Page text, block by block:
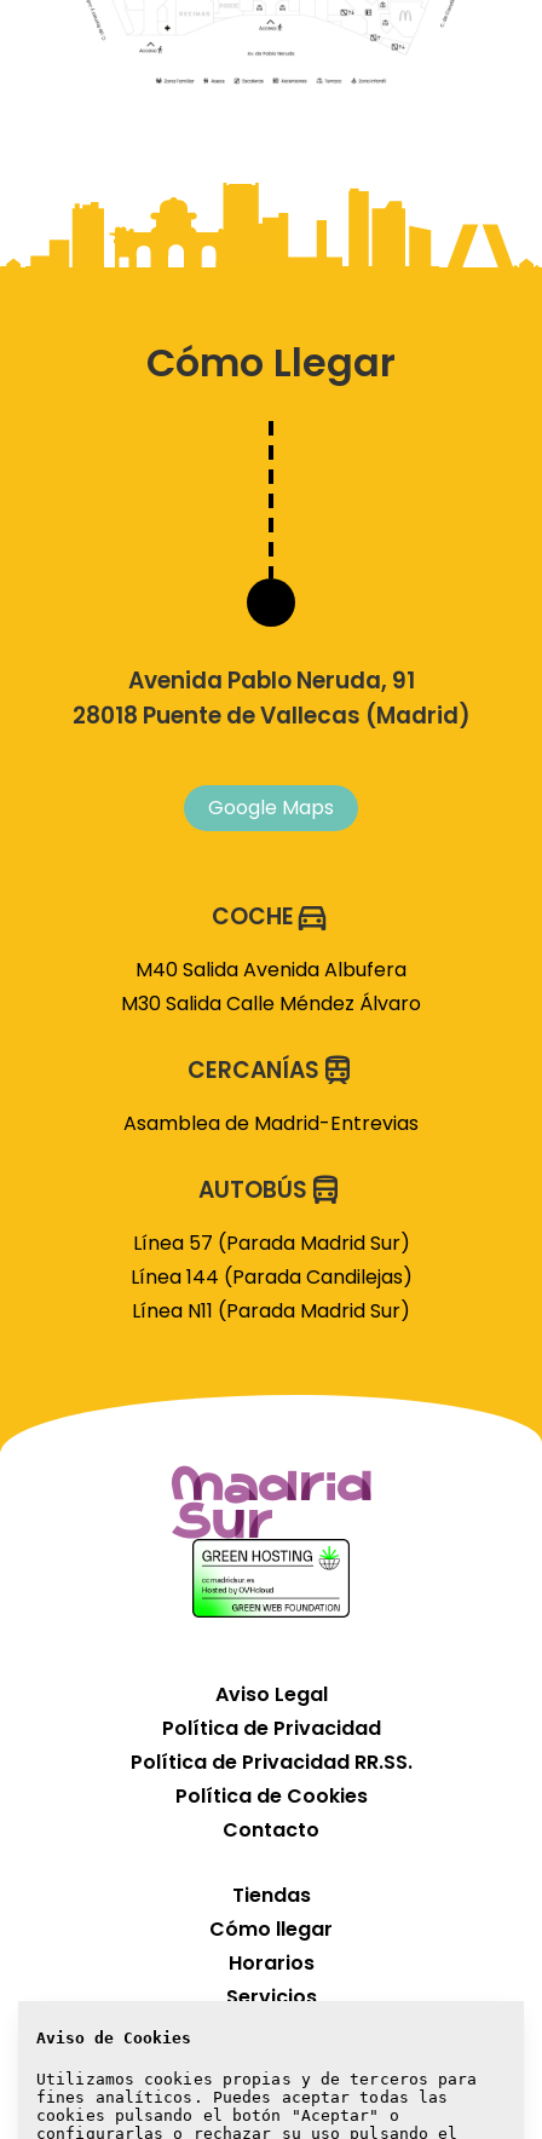
Cómo Llegar
Avenida Pablo Neruda, 91
28018 Puente de Vallecas (Madrid)
Google Maps
COCHE
M40 Salida Avenida Albufera
M30 Salida Calle Méndez Álvaro
CERCANÍAS
Asamblea de Madrid-Entrevias
AUTOBÚS
Línea 57 (Parada Madrid Sur)
Línea 144 (Parada Candilejas)
Línea N11 (Parada Madrid Sur)
Aviso Legal
Política de Privacidad
Política de Privacidad RR.SS.
Política de Cookies
Contacto
Tiendas
Cómo llegar
Horarios
Servicios
Suscribirme
Aviso de Cookies
Utilizamos cookies propias y de terceros para
fines analíticos. Puedes aceptar todas las
cookies pulsando el botón "Aceptar" o
configurarlas o rechazar su uso pulsando el